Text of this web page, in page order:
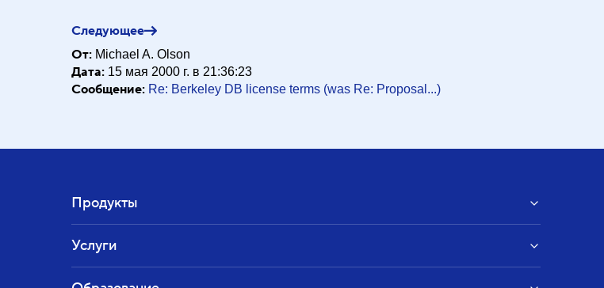
Следующее
От: Michael A. Olson
Дата: 15 мая 2000 г. в 21:36:23
Сообщение: Re: Berkeley DB license terms (was Re: Proposal...)
Продукты
Услуги